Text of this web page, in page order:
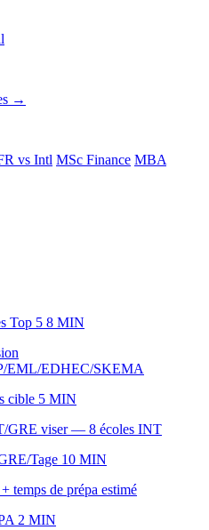
→
vs Intl MSc Finance MBA
Top 5 8 MIN
EML/EDHEC/SKEMA
cible 5 MIN
GRE viser — 8 écoles INT
Tage 10 MIN
temps de prépa estimé
2 MIN